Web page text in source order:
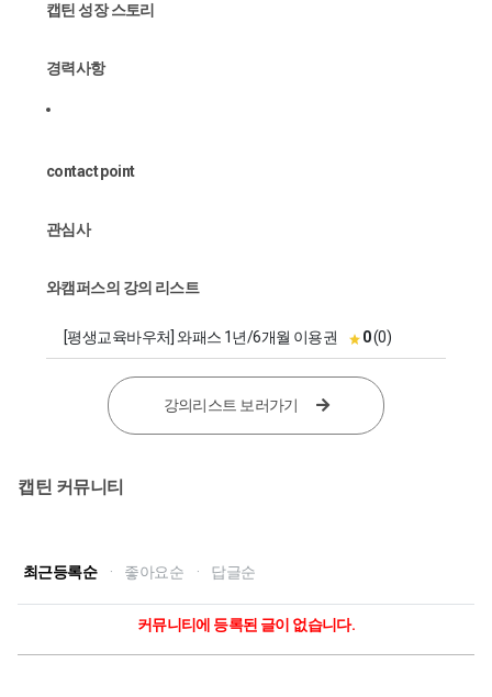
캡틴 성장 스토리
경력사항
contact point
관심사
와캠퍼스의 강의 리스트
[평생교육바우처] 와패스 1년/6개월 이용권 0(0)
강의리스트 보러가기
캡틴 커뮤니티
최근등록순 · 좋아요순 · 답글순
커뮤니티에 등록된 글이 없습니다.